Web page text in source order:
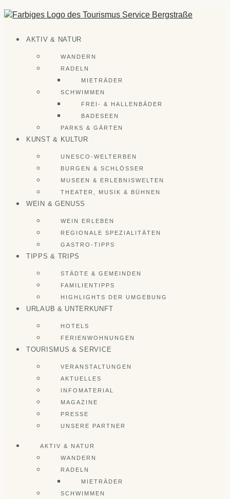
Zum
Inhalt
AKTIV & NATUR
WANDERN
RADELN
MIETRÄDER
SCHWIMMEN
FREI- & HALLENBÄDER
BADESEEN
PARKS & GÄRTEN
KUNST & KULTUR
UNESCO-WELTERBEN
BURGEN & SCHLÖSSER
MUSEEN & ERLEBNISWELTEN
THEATER, MUSIK & BÜHNEN
WEIN & GENUSS
WEIN ERLEBEN
REGIONALE SPEZIALITÄTEN
GASTRO-TIPPS
TIPPS & TRIPS
STÄDTE & GEMEINDEN
FAMILIENTIPPS
HIGHLIGHTS DER UMGEBUNG
URLAUB & UNTERKUNFT
HOTELS
FERIENWOHNUNGEN
TOURISMUS & SERVICE
VERANSTALTUNGEN
AKTUELLES
INFOMATERIAL
MAGAZINE
PRESSE
UNSERE PARTNER
AKTIV & NATUR
WANDERN
RADELN
MIETRÄDER
SCHWIMMEN